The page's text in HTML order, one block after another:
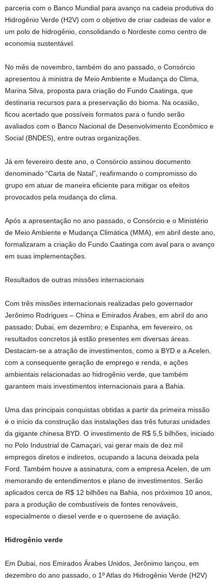
parceria com o Banco Mundial para avanço na cadeia produtiva do
Hidrogênio Verde (H2V) com o objetivo de criar cadeias de valor e
um polo de hidrogênio, consolidando o Nordeste como centro de
economia sustentável.
No mês de novembro, também do ano passado, o Consórcio
apresentou à ministra de Meio Ambiente e Mudança do Clima,
Marina Silva, proposta para criação do Fundo Caatinga, que
destinaria recursos para a preservação do bioma. Na ocasião,
ficou acertado que possíveis formatos para o fundo serão
avaliados com o Banco Nacional de Desenvolvimento Econômico e
Social (BNDES), entre outras organizações.
Já em fevereiro deste ano, o Consórcio assinou documento
denominado “Carta de Natal”, reafirmando o compromisso do
grupo em atuar de maneira eficiente para mitigar os efeitos
provocados pela mudança do clima.
Após a apresentação no ano passado, o Consórcio e o Ministério
de Meio Ambiente e Mudança Climática (MMA), em abril deste ano,
formalizaram a criação do Fundo Caatinga com aval para o avanço
em suas implementações.
Resultados de outras missões internacionais
Com três missões internacionais realizadas pelo governador
Jerônimo Rodrigues – China e Emirados Árabes, em abril do ano
passado; Dubai, em dezembro; e Espanha, em fevereiro, os
resultados concretos já estão presentes em diversas áreas.
Destacam-se a atração de investimentos, como a BYD e a Acelen,
com a consequente geração de emprego e renda, e ações
ambientais relacionadas ao hidrogênio verde, que também
garantem mais investimentos internacionais para a Bahia.
Uma das principais conquistas obtidas a partir da primeira missão
é o início da construção das instalações das três futuras unidades
da gigante chinesa BYD. O investimento de R$ 5,5 bilhões, iniciado
no Polo Industrial de Camaçari, vai gerar mais de dez mil
empregos diretos e indiretos, ocupando a lacuna deixada pela
Ford. Também houve a assinatura, com a empresa Acelen, de um
memorando de entendimentos e plano de investimentos. Serão
aplicados cerca de R$ 12 bilhões na Bahia, nos próximos 10 anos,
para a produção de combustíveis de fontes renováveis,
especialmente o diesel verde e o querosene de aviação.
Hidrogênio verde
Em Dubai, nos Emirados Árabes Unidos, Jerônimo lançou, em
dezembro do ano passado, o 1º Atlas do Hidrogênio Verde (H2V)